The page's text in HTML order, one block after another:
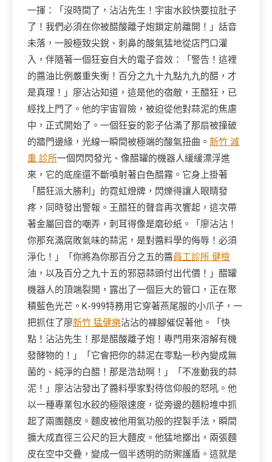
一揮：「沒時間了，沾沾先生！宇宙水餃快要拉肚子
了！我們必須在你被醋酸離子炮鎖定前離開！」話音
未落，一股極致尖銳、刺鼻的酸氣猛地從店門口灌
入，伴隨著一個狂妄自大的電子音效：「警告！這裡
的醬油比例嚴重失衡！百分之九十九點九九的醋，才
是真理！」廖沾沾知道，這是他的宿敵，王醋狂，已
經找上門了。他的宇宙冒險，被迫從他對蒜泥的焦慮
中，正式開始了。一個狂妄的影子佔滿了那扇被撞破
的牆門邊緣，光線一瞬間被極端的酸氣扭曲。 新竹 減
重 診所一個閃閃發光、像醋罐的機器人緩緩漂浮進
來，它的底座還不斷噴射著白色醋霧。它身上掛著
「醋狂派大勝利」的霓虹燈牌，閃爍得讓人眼睛發
疼，同時發出警報。王醋狂的聲音再次響起，這次帶
著金屬回音的嘲弄，刺耳得像是磨砂紙。「廖沾沾！
你那充滿腐敗氣味的蒜泥，是對醬料學的侮辱！必須
淨化！」「你將為你那百分之五的醬員工診所 健檢
油，以及百分之九十五的邪惡蒜頭付出代價！」醋罐
機器人的頂端裂開，露出了一個巨大的管口，正在聚
積藍色光芒。K-999特務用它穿著燕尾服的小爪子，一
把抓住了廖新竹 猛健樂沾沾的褲腳催促著他。「快
點！沾沾先生！那是醋酸離子炮！專門用來溶解有機
發酵物的！」「它會把你的蒜泥在零點一秒內變成無
菌的、純淨的白醋！那是浩劫啊！」「不准動我的蒜
泥！」廖沾沾發出了醬料學家對待信仰般的怒吼。他
以一種專業包水餃的極限速度，從旁邊的麵粉堆中抓
起了兩團麵皮。麵皮被他用氣功般的捏製手法，瞬間
擴大成直徑三公尺的巨大麵皮。他猛地擲出，兩張麵
皮在空中交疊，變成一個半透明的防禦護盾。這就是